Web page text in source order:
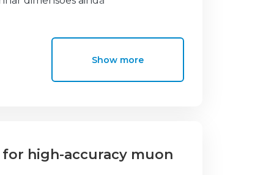
o cliente, de modo
anos e sabe-se
das comunidades
da atividade.
dos residentes
que os
último, o estudo
Show more
high-accuracy muon